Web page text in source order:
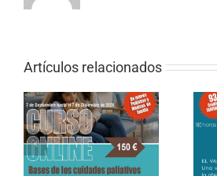
Artículos relacionados
CURSO ONLINE DE
PALIATIVOS SIN
FRONTERAS «EL
VALOR DE LOS